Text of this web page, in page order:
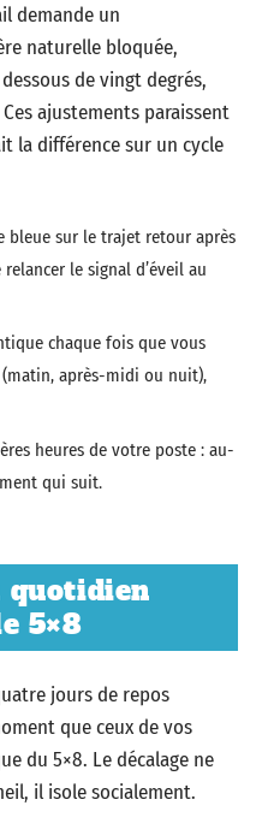
demande un
naturelle bloquée,
de vingt degrés,
ajustements paraissent
la différence sur un cycle
bleue sur le trajet retour après
le signal d’éveil au
chaque fois que vous
après-midi ou nuit),
heures de votre poste : au-
qui suit.
quotidien
5×8
jours de repos
que ceux de vos
du 5×8. Le décalage ne
il isole socialement.